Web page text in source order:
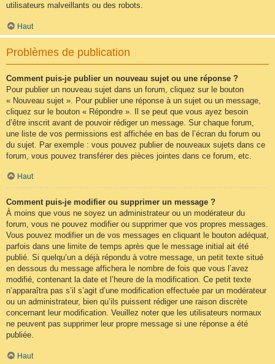
utilisateurs malveillants ou des robots.
Haut
Problèmes de publication
Comment puis-je publier un nouveau sujet ou une réponse ?
Pour publier un nouveau sujet dans un forum, cliquez sur le bouton
« Nouveau sujet ». Pour publier une réponse à un sujet ou un message,
cliquez sur le bouton « Répondre ». Il se peut que vous ayez besoin
d’être inscrit avant de pouvoir rédiger un message. Sur chaque forum,
une liste de vos permissions est affichée en bas de l’écran du forum ou
du sujet. Par exemple : vous pouvez publier de nouveaux sujets dans ce
forum, vous pouvez transférer des pièces jointes dans ce forum, etc.
Haut
Comment puis-je modifier ou supprimer un message ?
À moins que vous ne soyez un administrateur ou un modérateur du
forum, vous ne pouvez modifier ou supprimer que vos propres messages.
Vous pouvez modifier un de vos messages en cliquant le bouton adéquat,
parfois dans une limite de temps après que le message initial ait été
publié. Si quelqu’un a déjà répondu à votre message, un petit texte situé
en dessous du message affichera le nombre de fois que vous l’avez
modifié, contenant la date et l’heure de la modification. Ce petit texte
n’apparaîtra pas s’il s’agit d’une modification effectuée par un modérateur
ou un administrateur, bien qu’ils puissent rédiger une raison discrète
concernant leur modification. Veuillez noter que les utilisateurs normaux
ne peuvent pas supprimer leur propre message si une réponse a été
publiée.
Haut